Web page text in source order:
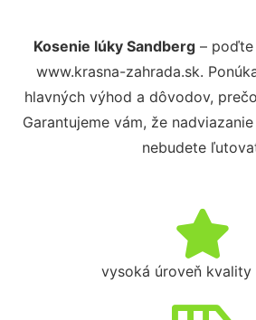
Kosenie lúky Sandberg– poďte
www.krasna-zahrada.sk.
hlavných výhod a dôvodov,
Garantujeme vám, že
nebudete
vysoká úroveň kvality